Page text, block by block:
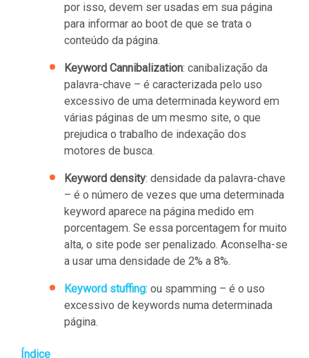
por isso, devem ser usadas em sua página
para informar ao boot de que se trata o
conteúdo da página.
Keyword Cannibalization: canibalização da
palavra-chave – é caracterizada pelo uso
excessivo de uma determinada keyword em
várias páginas de um mesmo site, o que
prejudica o trabalho de indexação dos
motores de busca.
Keyword density: densidade da palavra-chave
– é o número de vezes que uma determinada
keyword aparece na página medido em
porcentagem. Se essa porcentagem for muito
alta, o site pode ser penalizado. Aconselha-se
a usar uma densidade de 2% a 8%.
Keyword stuffing: ou spamming – é o uso
excessivo de keywords numa determinada
página.
Índice